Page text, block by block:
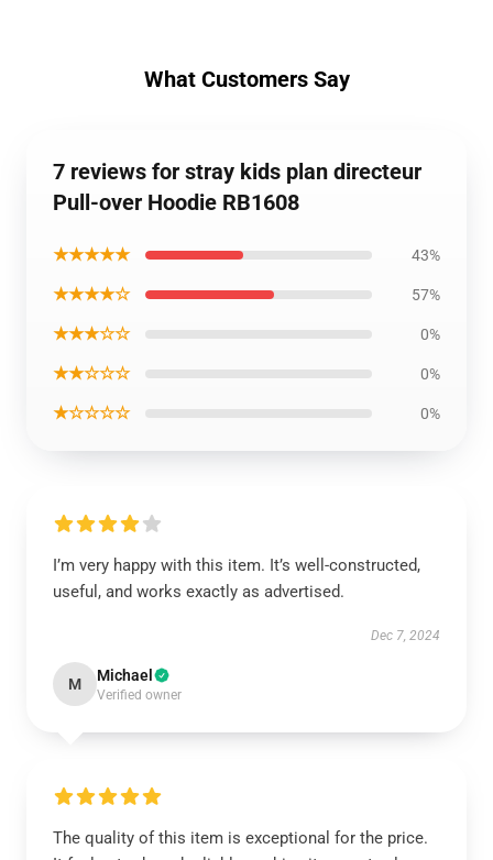
What Customers Say
7 reviews for stray kids plan directeur
Pull-over Hoodie RB1608
★★★★★ 43%
★★★★☆ 57%
★★★☆☆ 0%
★★☆☆☆ 0%
★☆☆☆☆ 0%
I’m very happy with this item. It’s well-constructed,
useful, and works exactly as advertised.
Dec 7, 2024
M Michael
Verified owner
The quality of this item is exceptional for the price.